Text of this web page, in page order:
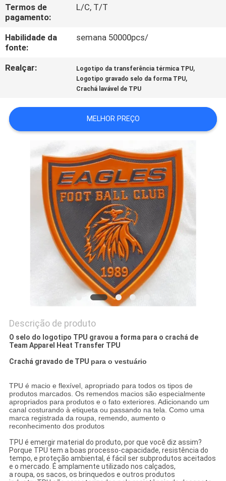
PEÇA
UMAS
CITAÇÕES
MAPA
SITE
PRIVACY
POLICY
Termos de
pagamento:
L/C, T/T
Habilidade da
fonte:
semana 50000pcs/
Realçar: Logotipo da transferência térmica TPU,
Logotipo gravado selo da forma TPU,
Crachá lavável de TPU
MELHOR PREÇO
Descrição de produto
O selo do logotipo TPU gravou a forma para o crachá de
Team Apparel Heat Transfer TPU
Crachá gravado de TPU para o vestuário
TPU é macio e flexível, apropriado para todos os tipos de
produtos marcados. Os remendos macios são especialmente
apropriados para produtos e o fato exteriores. Adicionando um
canal costurando à etiqueta ou passando na tela. Como uma
marca registrada da roupa, remendo, aumento o
reconhecimento dos produtos
TPU é emergir material do produto, por que você diz assim?
Porque TPU tem a boas processo-capacidade, resistência do
tempo, e proteção ambiental, é fácil ser subprodutos aceitados
e o mercado. É amplamente utilizado nos calçados,
a roupa, os sacos, os brinquedos e outros produtos